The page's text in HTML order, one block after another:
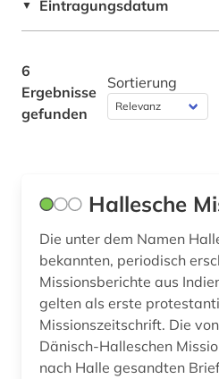
▼ Eintragungsdatum
6
Ergebnisse
gefunden
Sortierung
Hallesche
Die unter dem Namen
bekannten, periodisch
Missionsberichte aus
gelten als erste
Missionszeitschrift. Die
Dänisch-Halleschen
nach Halle gesandten